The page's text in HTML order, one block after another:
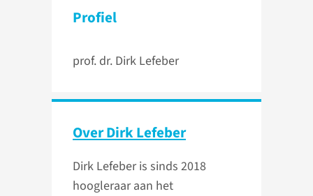
Profiel
prof. dr. Dirk Lefeber
Over Dirk Lefeber
Dirk Lefeber is sinds 2018
hoogleraar aan het